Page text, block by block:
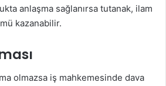
anlaşma sağlanırsa tutanak, ilam
kazanabilir.
olmazsa iş mahkemesinde dava